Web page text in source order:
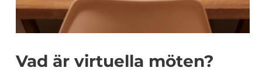
Vad är virtuella möten?